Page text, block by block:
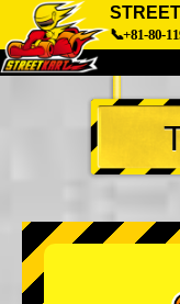
📞+81-80-
Tentang
Syarikat
Tokyo